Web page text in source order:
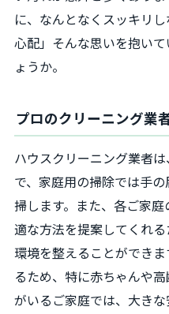
に、なんとなくスッキリ
心配」そんな思いを抱い
ょうか。
プロのクリーニング業
ハウスクリーニング業者
で、家庭用の掃除では手
掃します。また、各ご家
適な方法を提案してくれ
環境を整えることができ
るため、特に赤ちゃんや
がいるご家庭では、大きな